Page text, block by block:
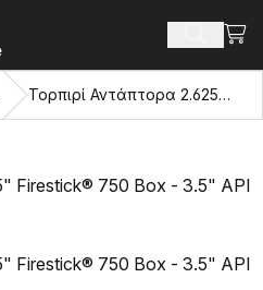
Τορπιρί Αντάπτορα 2.625" Firestick® 750 Box - 3.5" API Reg Box 8T